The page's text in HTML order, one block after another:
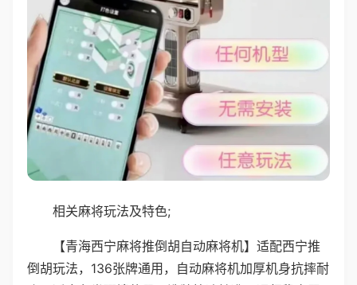
相关麻将玩法及特色;
【青海西宁麻将推倒胡自动麻将机】适配西宁推
倒胡玩法，136张牌通用，自动麻将机加厚机身抗摔耐